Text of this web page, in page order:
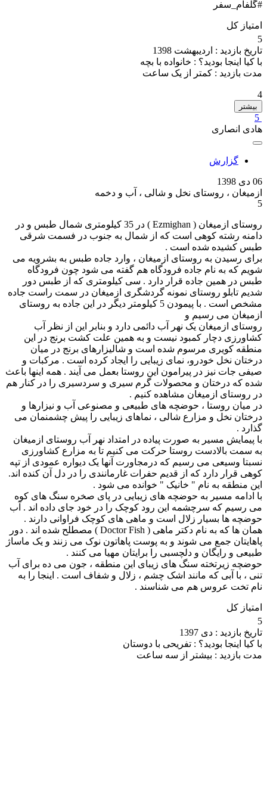
#گلفام_سفر
امتیاز کل
5
تاریخ بازدید : اردیبهشت 1398
با کیا اینجا بودید؟ : خانواده با بچه
مدت بازدید : کمتر از یک ساعت
4
بیشتر
5
هادی انصاری
گزارش
06 دی 1398
ازمیغان ، روستای نخل و شالی ، آب و دخمه
5
روستای ازمیغان ( Ezmighan ) در 35 کیلومتری شمال طبس و در
دامنه رشته کوهی است که از شمال به جنوب در فسمت شرقی
طبس کشیده شده است .
برای رسیدن به روستای ازمیغان ، وارد جاده طبس به بشرویه می
شویم که به نام جاده فرودگاه هم گفته می شود چون فرودگاه
طبس در همین جاده قرار دارد . سی کیلومتری که از طبس دور
شدیم تابلو روستای نمونه گردشگری ازمیغان در سمت راست جاده
مشخص است . با پیمودن 5 کیلومتر دیگر در این جاده به روستای
ازمیغان می رسیم و
روستای ازمیغان یک نهر آب دائمی دارد و بنابر این از نظر آب
کشاورزی دچار کمبود نیست و به همین علت کشت برنج در این
منطقه کویری مرسوم شده است و شالیزارهای برنج در میان
درختان نخل خودرو، نمای زیبایی را ایجاد کرده است . مرکبات و
صیفی جات نیز در پیرامون این روستا بعمل می آیند . همه اینها باعث
شده که درختان و محصولات گرم سیری و سردسیری را در کنار هم
در روستای ازمیغان مشاهده کنیم .
در میان روستا ، حوضچه های طبیعی و مصنوعی آب و نیزارها و
درختان نخل و مزارع شالی ، نماهای زیبایی را پیش چشمنمان می
گذارد .
با پیمایش مسیر به صورت پیاده در امتداد نهر آب روستای ازمیغان
به سمت بالادست روستا حرکت می کنیم تا به مزارع کشاورزی
نسبتا وسیعی می رسیم که درمجاورت آنها یک دیواره عمودی از تپه
کوهی قرار دارد که از قدیم حفرات غارمانندی را در دل آن کنده اند.
این منطقه به نام " خانیک " خوانده می شود .
با ادامه مسیر به حوضچه های زیبایی در پای صخره سنگ های کوه
می رسیم که سرچشمه این رود کوچک را در خود جای داده اند . آب
حوضچه ها بسیار زلال است و ماهی های کوچک فراوانی دارند .
همان ها که به نام دکتر ماهی ( Doctor Fish ) مصطلح شده اند . دور
پاهایتان جمع می شوند و به پوست پاهاتون نوک می زنند و یک ماساژ
طبیعی و رایگان و دلچسبی را برایتان مهیا می کنند .
حوضچه زیرتخته سنگ های زیبای این منطقه ، جون می ده برای آب
تنی ، با آبی که مانند اشک چشم ، زلال و شفاف است . اینجا را به
نام تخت عروس هم می شناسند .
امتیاز کل
5
تاریخ بازدید : دی 1397
با کیا اینجا بودید؟ : تفریحی با دوستان
مدت بازدید : بیشتر از سه ساعت